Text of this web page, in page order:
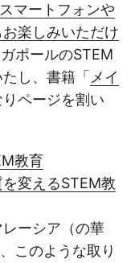
マートフォンや
楽しみいただけ
ポールのSTEM
し、書籍「 メイ
りページを割い
教育
変えるSTEM教
ーシア（の華
このような取り